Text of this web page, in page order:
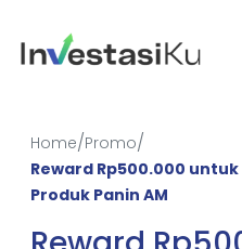
Home/Promo/
Reward Rp500.000
Produk Panin AM